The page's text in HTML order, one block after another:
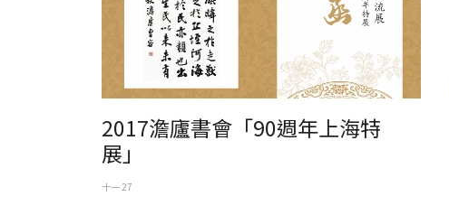
2017澹廬書會「90週年上海特
展」
十一 27